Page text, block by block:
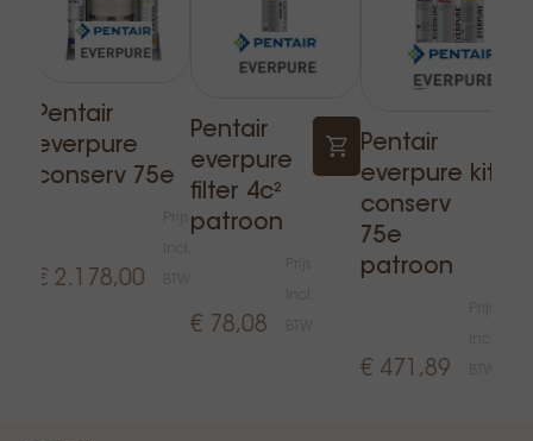
Pentair
everpure
conserv 75e
€ 2.178,00
Pentair
everpure
filter 4c²
patroon
€ 78,08
Pentair
everpure kit
conserv
75e
patroon
€ 471,89